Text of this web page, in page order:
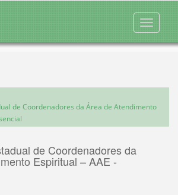
de Coordenadores da Área de Atendimento
de Coordenadores da
Espiritual – AAE -